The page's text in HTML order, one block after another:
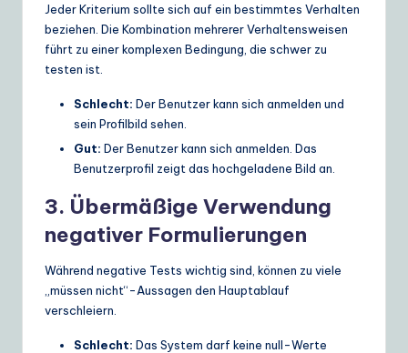
Jeder Kriterium sollte sich auf ein bestimmtes Verhalten
beziehen. Die Kombination mehrerer Verhaltensweisen
führt zu einer komplexen Bedingung, die schwer zu
testen ist.
Schlecht: Der Benutzer kann sich anmelden und
sein Profilbild sehen.
Gut: Der Benutzer kann sich anmelden. Das
Benutzerprofil zeigt das hochgeladene Bild an.
3. Übermäßige Verwendung
negativer Formulierungen
Während negative Tests wichtig sind, können zu viele
„müssen nicht“-Aussagen den Hauptablauf
verschleiern.
Schlecht: Das System darf keine null-Werte